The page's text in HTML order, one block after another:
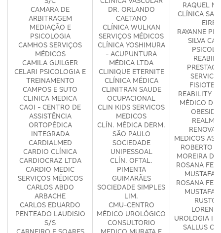
CAMARA DE
ARBITRAGEM
MEDIAÇÃO E
PSICOLOGIA
CAMHOS SERVIÇOS
MÉDICOS
CAMILA GUILGER
CELARI PSICOLOGIA E
TREINAMENTO
CAMPOS E SUTO
CLINICA MEDICA
CAOI - CENTRO DE
ASSISTÊNCIA
ORTOPÉDICA
INTEGRADA
CARDIALMED
CARDIO CLÍNICA
CARDIOCRAZ LTDA
CARDIO MEDIC
SERVIÇOS MÉDICOS
CARLOS ABDO
ARBACHE
CARLOS EDUARDO
PENTEADO LAUDISIO
S/S
DR. ORLANDO
CAETANO
CLÍNICA WULKAN
SERVIÇOS MÉDICOS
CLÍNICA YOSHIMURA
- ACUPUNTURA
MÉDICA LTDA
CLINIQUE ETERNITE
CLÍNICA MÉDICA
CLINITRAN SAUDE
OCUPACIONAL
CLIN KIDS SERVICOS
MEDICOS
CLÍN. MÉDICA DERM.
SÃO PAULO
SOCIEDADE
UNIPESSOAL
CLÍN. OFTAL.
PIMENTA
GUIMARÃES
SOCIEDADE SIMPLES
LIM.
CMU-CENTRO
MÉDICO UROLÓGICO
CONSULTORIO
RAQUEL
CLÍNICA
RAYANNE
SILVA
REABILITY -
MÉDICO DE
REALM
MEDICOS
ROBERTO
MOREIRA DE
ROSANA
MUSTAFA
ROSANA
MUSTAFA
UROLOGIA
SALLUS